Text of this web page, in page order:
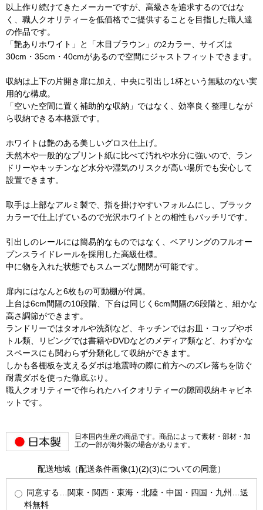
以上作り続けてきたメーカーですが、高級さを追求するのではな
く、職人クオリティーを低価格でご提供することを目指した職人達
の作品です。
「艶ありホワイト」と「木目ブラウン」の2カラー、サイズは
30cm・35cm・40cmがあるので空間にジャストフィットできます。
収納は上下の片開き扉に加え、中央に引出し1杯という無駄のない実
用的な構成。
「空いた空間に置く補助的な収納」ではなく、効率良く整理しなが
ら収納できる本格派です。
ホワイトは艶のある美しいグロス仕上げ。
天然木や一般的なプリント紙に比べて汚れや水分に強いので、ラン
ドリーやキッチンなど水分や湿気のリスクが高い場所でも安心して
設置できます。
取手は上部なアルミ製で、指を掛けやすいフォルムにし、ブラック
カラーで仕上げているので光沢ホワイトとの相性もバッチリです。
引出しのレールには簡易的なものではなく、ベアリングのフルオー
プンスライドレールを採用した高級仕様。
中に物を入れた状態でもスムーズな開閉が可能です。
扉内にはなんと6枚もの可動棚が付属。
上台は6cm間隔の10段階、下台は同じく6cm間隔の6段階と、細かな
高さ調節ができます。
ランドリーではタオルや洗剤など、キッチンではお皿・コップやボ
トル類、リビングでは書籍やDVDなどのメディア類など、わずかな
スペースにも関わらず分類化して収納ができます。
しかも各棚板を支えるダボは地震時の際に前方へのズレ落ちを防ぐ
耐震ダボを使った徹底ぶり。
職人クオリティーで作られたハイクオリティーの隙間収納キャビネ
ットです。
日本国内生産の商品です。商品によって素材・部材・加
工の一部が海外製の場合があります。
配送地域（配送条件画像(1)(2)(3)についての同意）
同意する…関東・関西・東海・北陸・中国・四国・九州…送
料無料